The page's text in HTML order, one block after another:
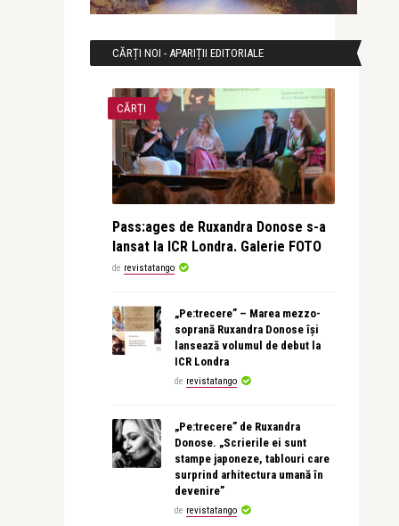
CĂRȚI NOI - APARIȚII EDITORIALE
CĂRȚI
Pass:ages de Ruxandra Donose s-a
lansat la ICR Londra. Galerie FOTO
de revistatango
„Pe:trecere” – Marea mezzo-
soprană Ruxandra Donose își
lansează volumul de debut la
ICR Londra
de revistatango
„Pe:trecere” de Ruxandra
Donose. „Scrierile ei sunt
stampe japoneze, tablouri care
surprind arhitectura umană în
devenire”
de revistatango